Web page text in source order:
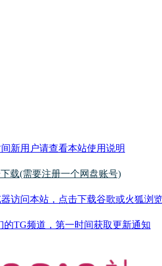
新用户请查看本站使用说明
载(需要注册一个网盘账号)
访问本站，点击下载谷歌或火狐浏
TG频道，第一时间获取更新通知